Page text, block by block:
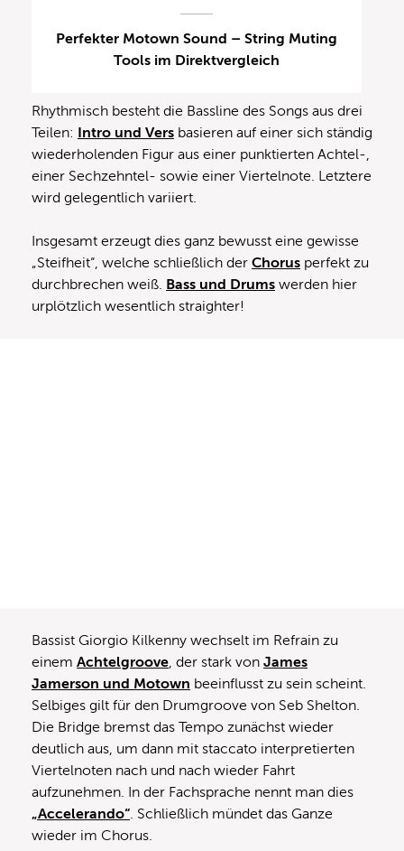
Perfekter Motown Sound – String Muting
Tools im Direktvergleich
Rhythmisch besteht die Bassline des Songs aus drei
Teilen: Intro und Vers basieren auf einer sich ständig
wiederholenden Figur aus einer punktierten Achtel-,
einer Sechzehntel- sowie einer Viertelnote. Letztere
wird gelegentlich variiert.
Insgesamt erzeugt dies ganz bewusst eine gewisse
„Steifheit“, welche schließlich der Chorus perfekt zu
durchbrechen weiß. Bass und Drums werden hier
urplötzlich wesentlich straighter!
Bassist Giorgio Kilkenny wechselt im Refrain zu
einem Achtelgroove, der stark von James
Jamerson und Motown beeinflusst zu sein scheint.
Selbiges gilt für den Drumgroove von Seb Shelton.
Die Bridge bremst das Tempo zunächst wieder
deutlich aus, um dann mit staccato interpretierten
Viertelnoten nach und nach wieder Fahrt
aufzunehmen. In der Fachsprache nennt man dies
„Accelerando“. Schließlich mündet das Ganze
wieder im Chorus.